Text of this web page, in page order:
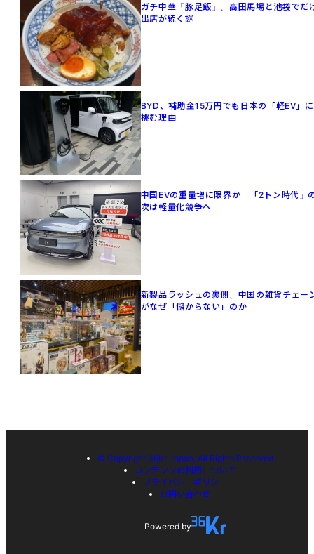
ガチ中華「豚足飯」、高田馬場と池袋でだ
出店が続く謎
BYD、補助金15万円でも日本の「軽EV」に
挑む理由
中国EVの重量増に限界か 「2トン時代」
次は軽量化競争へ
新製品ラッシュの裏側、中国の雑貨チェー
がなぜ「儲からない」のか
© Copyright 36Kr Japan, All Rights Reserved
コンテンツの利用について
プライバシーポリシー
お問い合わせ
Powered by